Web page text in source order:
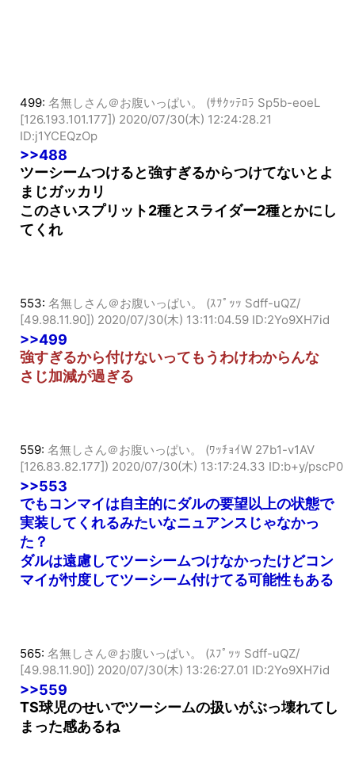
499:名無しさん＠お腹いっぱい。 (ｻｻｸｯﾃﾛﾗ Sp5b-eoeL
[126.193.101.177])
ID:j1YCEQzOp
>>488
ツーシームつけると強すぎるからつけてないとよ
まじガッカリ
このさいスプリット2種とスライダー2種とかにし
てくれ
553:名無しさん＠お腹いっぱい。 (ｽﾌﾟｯｯ Sdff-uQZ/
[49.98.11.90])
>>499
強すぎるから付けないってもうわけわからんな
さじ加減が過ぎる
559:名無しさん＠お腹いっぱい。 (ﾜｯﾁｮｲW 27b1-v1AV
[126.83.82.177])
>>553
でもコンマイは自主的にダルの要望以上の状態で
実装してくれるみたいなニュアンスじゃなかっ
た？
ダルは遠慮してツーシームつけなかったけどコン
マイが忖度してツーシーム付けてる可能性もある
565:名無しさん＠お腹いっぱい。 (ｽﾌﾟｯｯ Sdff-uQZ/
[49.98.11.90])
>>559
TS球児のせいでツーシームの扱いがぶっ壊れてし
まった感あるね